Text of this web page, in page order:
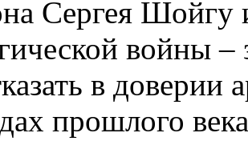
Сергея Шойгу
войны –
в доверии
прошлого